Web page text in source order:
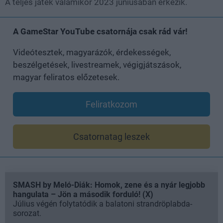
A GameStar YouTube csatornája csak rád vár!
Videótesztek, magyarázók, érdekességek,
beszélgetések, livestreamek, végigjátszások,
magyar feliratos előzetesek.
Feliratkozom
Csatornatag leszek
SMASH by Meló-Diák: Homok, zene és a nyár legjobb
hangulata – Jön a második forduló! (X)
Július végén folytatódik a balatoni strandröplabda-
sorozat.